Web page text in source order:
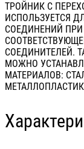
ТРОЙНИК С
ИСПОЛЬЗУЕТСЯ
СОЕДИНЕНИЙ
СОЕДИНИТЕЛЕЙ.
МОЖНО
МАТЕРИАЛОВ: